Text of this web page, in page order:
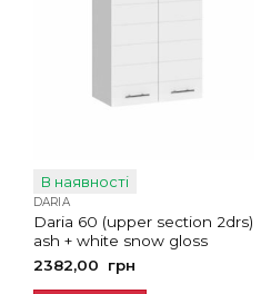
В наявності
DARIA
Daria 60 (upper section 2drs)
ash + white snow gloss
2382,00
грн